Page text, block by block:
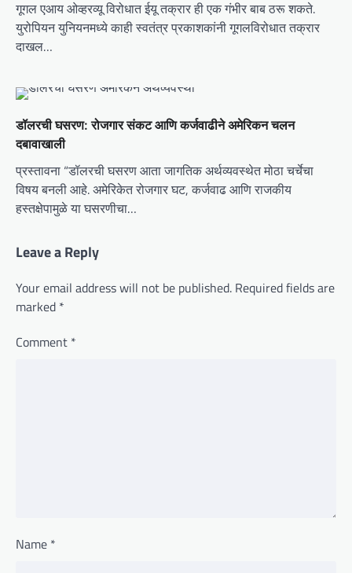
n
गूगल एआय ओव्हरव्यू विरोधात ईयू तक्रार ही एक गंभीर बाब ठरू शकते.
युरोपियन युनियनमध्ये काही स्वतंत्र प्रकाशकांनी गूगलविरोधात तक्रार
दाखल…
डॉलरची घसरण: रोजगार संकट आणि कर्जवाढीने अमेरिकन चलन
दबावाखाली
प्रस्तावना “डॉलरची घसरण आता जागतिक अर्थव्यवस्थेत मोठा चर्चेचा
विषय बनली आहे. अमेरिकेत रोजगार घट, कर्जवाढ आणि राजकीय
हस्तक्षेपामुळे या घसरणीचा…
Leave a Reply
Your email address will not be published. Required fields are
marked *
Comment *
Name *